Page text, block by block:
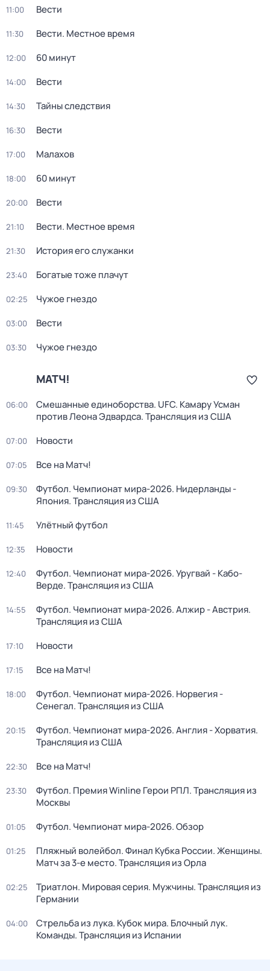
11:00 Вести
11:30 Вести. Местное время
12:00 60 минут
14:00 Вести
14:30 Тайны следствия
16:30 Вести
17:00 Малахов
18:00 60 минут
20:00 Вести
21:10 Вести. Местное время
21:30 История его служанки
23:40 Богатые тоже плачут
02:25 Чужое гнездо
03:00 Вести
03:30 Чужое гнездо
МАТЧ!
06:00
Смешанные единоборства. UFC. Камару Усман
против Леона Эдвардса. Трансляция из США
07:00 Новости
07:05 Все на Матч!
09:30
Футбол. Чемпионат мира-2026. Нидерланды -
Япония. Трансляция из США
11:45 Улётный футбол
12:35 Новости
12:40
Футбол. Чемпионат мира-2026. Уругвай - Кабо-
Верде. Трансляция из США
14:55
Футбол. Чемпионат мира-2026. Алжир - Австрия.
Трансляция из США
17:10 Новости
17:15 Все на Матч!
18:00
Футбол. Чемпионат мира-2026. Норвегия -
Сенегал. Трансляция из США
20:15
Футбол. Чемпионат мира-2026. Англия - Хорватия.
Трансляция из США
22:30 Все на Матч!
23:30
Футбол. Премия Winline Герои РПЛ. Трансляция из
Москвы
01:05 Футбол. Чемпионат мира-2026. Обзор
01:25
Пляжный волейбол. Финал Кубка России. Женщины.
Матч за 3-е место. Трансляция из Орла
02:25
Триатлон. Мировая серия. Мужчины. Трансляция из
Германии
04:00
Стрельба из лука. Кубок мира. Блочный лук.
Команды. Трансляция из Испании